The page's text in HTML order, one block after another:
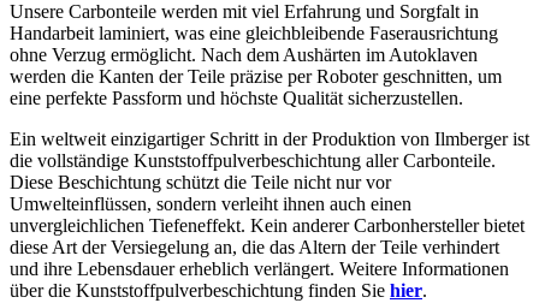
Unsere Carbonteile werden mit viel Erfahrung und Sorgfalt in
Handarbeit laminiert, was eine gleichbleibende Faserausrichtung
ohne Verzug ermöglicht. Nach dem Aushärten im Autoklaven
werden die Kanten der Teile präzise per Roboter geschnitten, um
eine perfekte Passform und höchste Qualität sicherzustellen.
Ein weltweit einzigartiger Schritt in der Produktion von Ilmberger ist
die vollständige Kunststoffpulverbeschichtung aller Carbonteile.
Diese Beschichtung schützt die Teile nicht nur vor
Umwelteinflüssen, sondern verleiht ihnen auch einen
unvergleichlichen Tiefeneffekt. Kein anderer Carbonhersteller bietet
diese Art der Versiegelung an, die das Altern der Teile verhindert
und ihre Lebensdauer erheblich verlängert. Weitere Informationen
über die Kunststoffpulverbeschichtung finden Sie hier.